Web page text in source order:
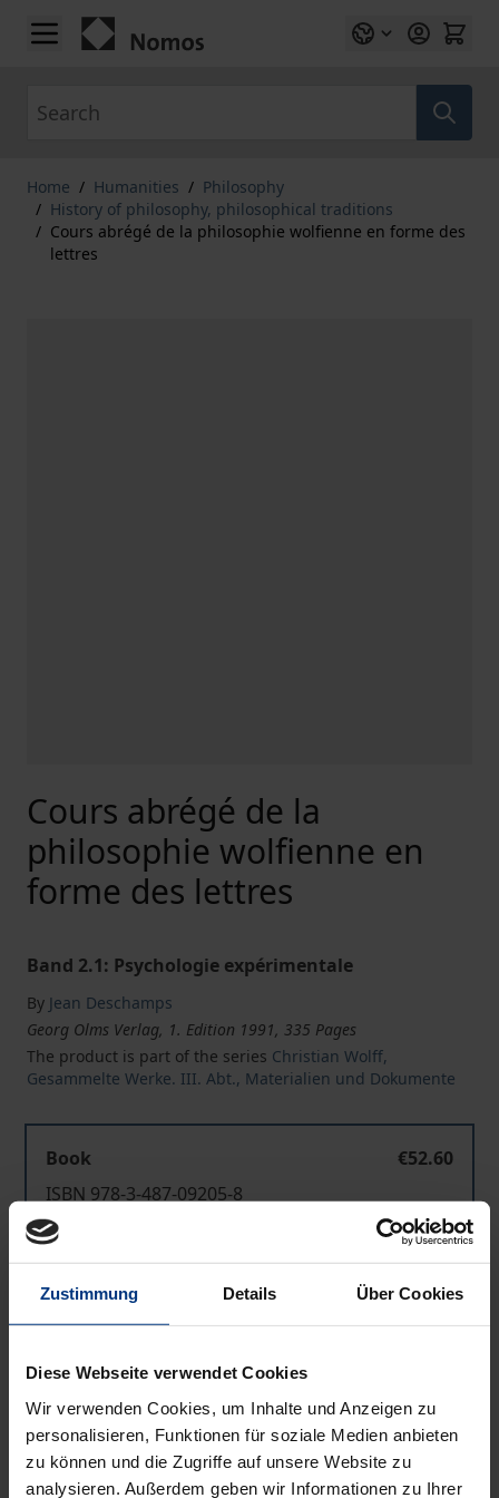
Zustimmung Details Über Cookies
Diese Webseite verwendet Cookies
Wir verwenden Cookies, um Inhalte und Anzeigen zu
personalisieren, Funktionen für soziale Medien anbieten
zu können und die Zugriffe auf unsere Website zu
analysieren. Außerdem geben wir Informationen zu Ihrer
Skip to Content
Home / Humanities / Philosophy
/ History of philosophy, philosophical traditions
/ Cours abrégé de la philosophie wolfienne en forme des
lettres
Cours abrégé de la
philosophie wolfienne en
forme des lettres
Band 2.1: Psychologie expérimentale
By Jean Deschamps
Georg Olms Verlag, 1. Edition 1991, 335 Pages
The product is part of the series Christian Wolff,
Gesammelte Werke. III. Abt., Materialien und Dokumente
Book
€52.60
ISBN 978-3-487-09205-8
Available
Prices include VAT. Depending on the delivery address, VAT
may vary at checkout.
Add to Wish List
Delivery cost notice